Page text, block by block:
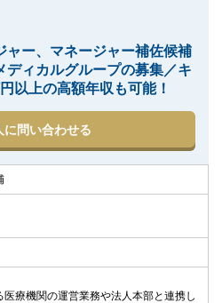
ャー、マネージャー補佐候補
ディカルグループの募集／キ
以上の高額年収も可能！
に問い合わせる
療機関の運営業務や法人本部と連携し